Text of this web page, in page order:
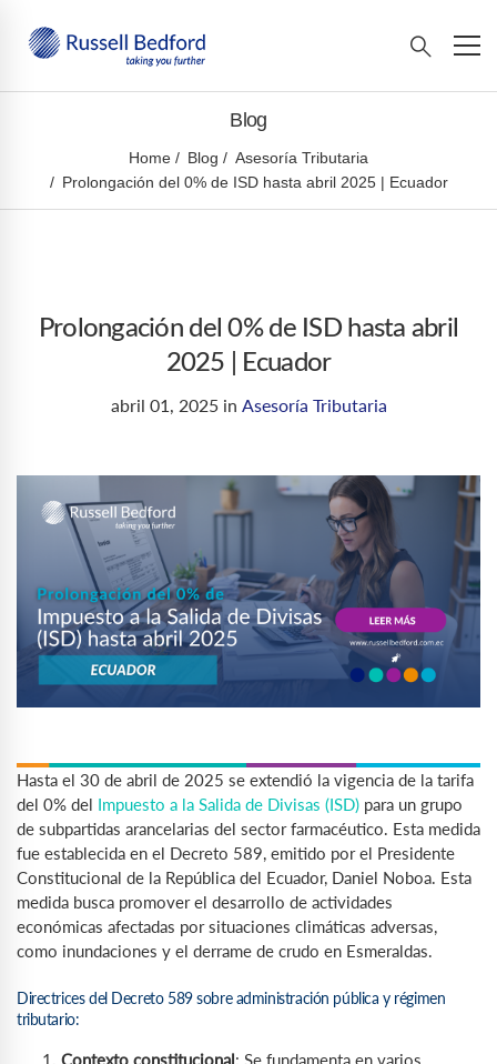
Blog
Home Blog
Asesoría Tributaria
Prolongación del 0% de ISD hasta abril 2025 | Ecuador
Prolongación del 0% de ISD hasta abril
2025 | Ecuador
abril 01, 2025in Asesoría Tributaria
Hasta el 30 de abril de 2025 se extendió la vigencia de la tarifa
del 0% del Impuesto a la Salida de Divisas (ISD) para un grupo
de subpartidas arancelarias del sector farmacéutico. Esta medida
fue establecida en el Decreto 589, emitido por el Presidente
Constitucional de la República del Ecuador, Daniel Noboa. Esta
medida busca promover el desarrollo de actividades
económicas afectadas por situaciones climáticas adversas,
como inundaciones y el derrame de crudo en Esmeraldas.
Directrices del Decreto 589 sobre administración pública y régimen
tributario:
Contexto constitucional: Se fundamenta en varios